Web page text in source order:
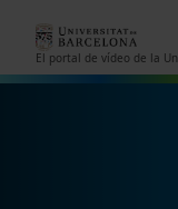
El portal de vídeo de la